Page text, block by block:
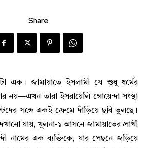
Share
এক। জামায়াতে ইসলামী যে শুধু ধর্মের
নয়—এখন তারা ইসরায়েলি গোয়েন্দা সংস্থা
সঙ্গে একই ফ্রেমে দাঁড়িয়ে ছবি তুলছে।
যায়, খুলনা-১ আসনে জামায়াতের প্রার্থী
নামের এক ব্যক্তিকে, যার পেছনে জড়িয়ে